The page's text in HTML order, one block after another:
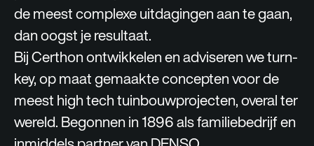
de meest complexe uitdagingen aan te gaan,
dan oogst je resultaat.
Bij Certhon ontwikkelen en adviseren we turn-
key, op maat gemaakte concepten voor de
meest high tech tuinbouwprojecten, overal ter
wereld. Begonnen in 1896 als familiebedrijf en